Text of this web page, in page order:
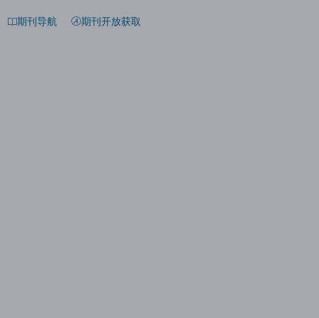
期刊导航 期刊开放获取